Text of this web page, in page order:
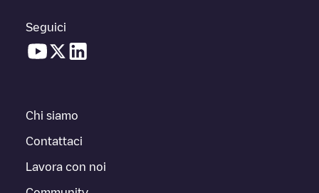
Seguici
Chi siamo
Contattaci
Lavora con noi